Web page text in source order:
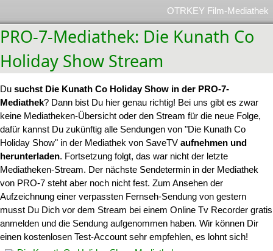
OTRKEY Film-Mediathek
PRO-7-Mediathek: Die Kunath Co
Holiday Show Stream
Du suchst Die Kunath Co Holiday Show in der PRO-7-
Mediathek? Dann bist Du hier genau richtig! Bei uns gibt es zwar
keine Mediatheken-Übersicht oder den Stream für die neue Folge,
dafür kannst Du zukünftig alle Sendungen von "Die Kunath Co
Holiday Show" in der Mediathek von SaveTV aufnehmen und
herunterladen. Fortsetzung folgt, das war nicht der letzte
Mediatheken-Stream. Der nächste Sendetermin in der Mediathek
von PRO-7 steht aber noch nicht fest. Zum Ansehen der
Aufzeichnung einer verpassten Fernseh-Sendung von gestern
musst Du Dich vor dem Stream bei einem Online Tv Recorder gratis
anmelden und die Sendung aufgenommen haben. Wir können Dir
einen kostenlosen Test-Account sehr empfehlen, es lohnt sich!